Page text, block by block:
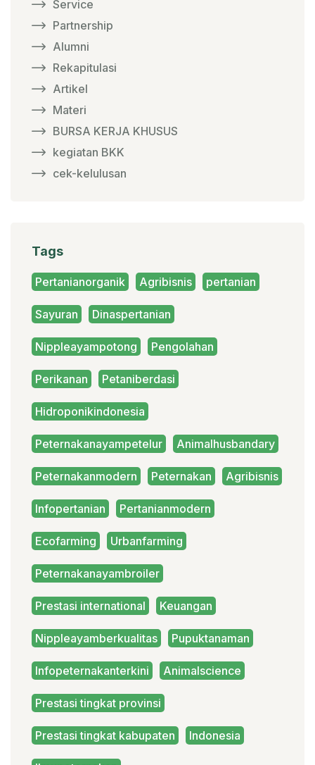
Service
Partnership
Alumni
Rekapitulasi
Artikel
Materi
BURSA KERJA KHUSUS
kegiatan BKK
cek-kelulusan
Tags
Pertanianorganik Agribisnis pertanian
Sayuran Dinaspertanian
Nippleayampotong Pengolahan
Perikanan Petaniberdasi
Hidroponikindonesia
Peternakanayampetelur Animalhusbandary
Peternakanmodern Peternakan Agribisnis
Infopertanian Pertanianmodern
Ecofarming Urbanfarming
Peternakanayambroiler
Prestasi international Keuangan
Nippleayamberkualitas Pupuktanaman
Infopeternakanterkini Animalscience
Prestasi tingkat provinsi
Prestasi tingkat kabupaten Indonesia